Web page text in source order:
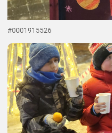
#0001915526